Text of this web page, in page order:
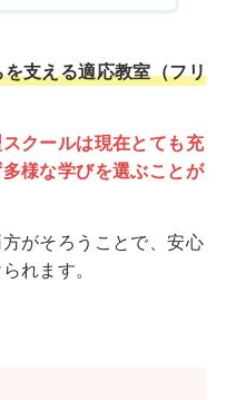
支える適応教室（フリ
クールは現在とても充
様な学びを選ぶことが
がそろうことで、安心
れます。